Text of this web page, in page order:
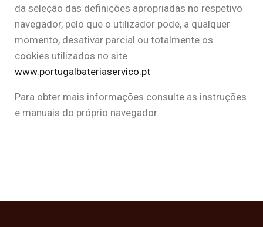
da seleção das definições apropriadas no respetivo
navegador, pelo que o utilizador pode, a qualquer
momento, desativar parcial ou totalmente os
cookies utilizados no site
www.portugalbateriaservico.pt
Para obter mais informações consulte as instruções
e manuais do próprio navegador.